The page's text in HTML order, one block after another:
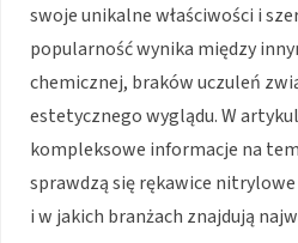
swoje unikalne właściwości i
popularność wynika między
chemicznej, braków uczuleń
estetycznego wyglądu. W
kompleksowe informacje na
sprawdzą się rękawice
i w jakich branżach znajdują